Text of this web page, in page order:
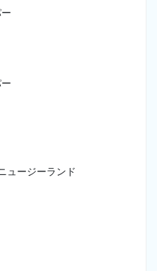
ュージーランド